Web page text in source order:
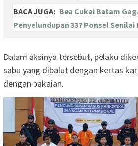
BACA JUGA: Bea Cukai Batam
Penyelundupan 337 Ponsel Senilai
Dalam aksinya tersebut, pelaku
sabu yang dibalut dengan kertas
dengan pakaian.